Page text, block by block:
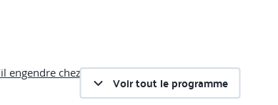
engendre chez soi
Voir tout le programme